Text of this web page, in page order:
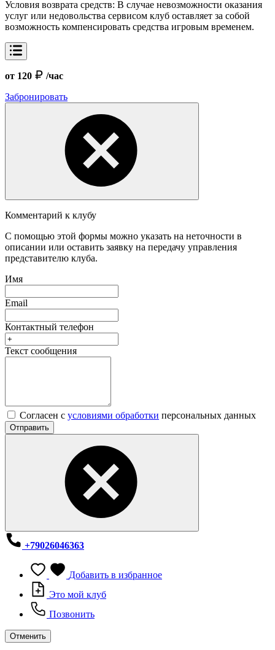
Условия возврата средств: В случае невозможности оказания
услуг или недовольства сервисом клуб оставляет за собой
возможность компенсировать средства игровым временем.
от 120
/час
Забронировать
Комментарий к клубу
С помощью этой формы можно указать на неточности в
описании или оставить заявку на передачу управления
представителю клуба.
Имя
Email
Контактный телефон
Текст сообщения
Согласен с условиями обработки персональных данных
Отправить
+79026046363
Добавить в избранное
Это мой клуб
Позвонить
Отменить